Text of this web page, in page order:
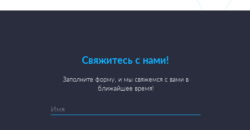
Свяжитесь с нами!
Заполните форму, и мы свяжемся с вами в
ближайшее время!